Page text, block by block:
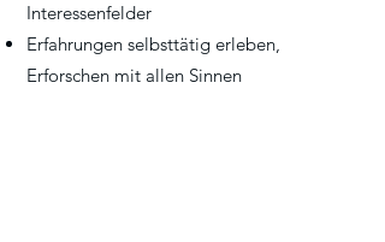
Interessenfelder
Erfahrungen selbsttätig erleben,
Erforschen mit allen Sinnen